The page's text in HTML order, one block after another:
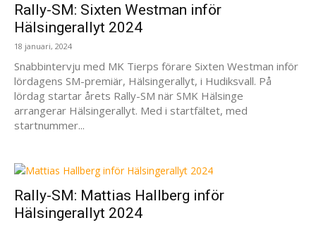
Rally-SM: Sixten Westman inför
Hälsingerallyt 2024
18 januari, 2024
Snabbintervju med MK Tierps förare Sixten Westman inför
lördagens SM-premiär, Hälsingerallyt, i Hudiksvall. På
lördag startar årets Rally-SM när SMK Hälsinge
arrangerar Hälsingerallyt. Med i startfältet, med
startnummer...
Rally-SM: Mattias Hallberg inför
Hälsingerallyt 2024